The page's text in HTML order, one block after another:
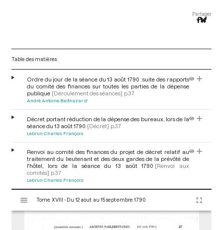
Partager
Table des matières
Ordre du jour de la séance du 13 août 1790 : suite des rapports
du comité des finances sur toutes les parties de la dépense
publique [Déroulement des séances] p.37
André Antoine Balthazar d'
Décret portant réduction de la dépense des bureaux, lors de la
séance du 13 août 1790 [Décret] p.37
Lebrun Charles François
Renvoi au comité des finances du projet de décret relatif au
traitement du lieutenant et des deux gardes de la prévôté de
l'hôtel, lors de la séance du 13 août 1790 [Renvoi aux
comités] p.37
Lebrun Charles François
s
Tome XVIII - Du 12 aout au 15 septembre 1790